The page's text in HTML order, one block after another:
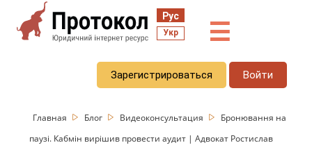
Рус
Укр ☰
Зарегистрироваться Войти
Главная Блог Видеоконсультация
Бронювання на
паузі. Кабмін вирішив провести аудит | Адвокат Ростислав